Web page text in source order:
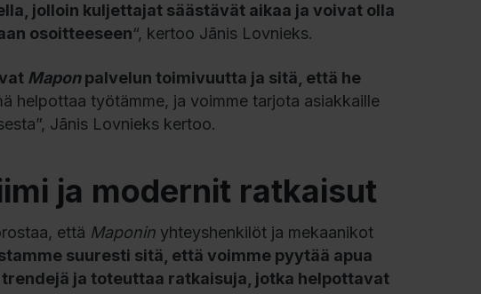
jolloin kuljettajat säästävät aikaa ja voivat olla
osoitteeseen“, kertoo Jānis Lovnieks.
Maponpalvelun toimivuutta ja sitä, että he
helpottaa työtämme, ja voimme tarjota asiakkaille
Jānis Lovnieks kertoo.
ja modernit ratkaisut
että Maponin yhteyshenkilöt ja mekaanikot
suuresti sitä, että voimme pyytää apua
trendejä ja toteuttaa ratkaisuja, jotka helpottavat